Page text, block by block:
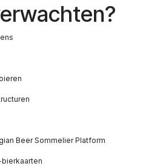
Beer Sommelier Platform